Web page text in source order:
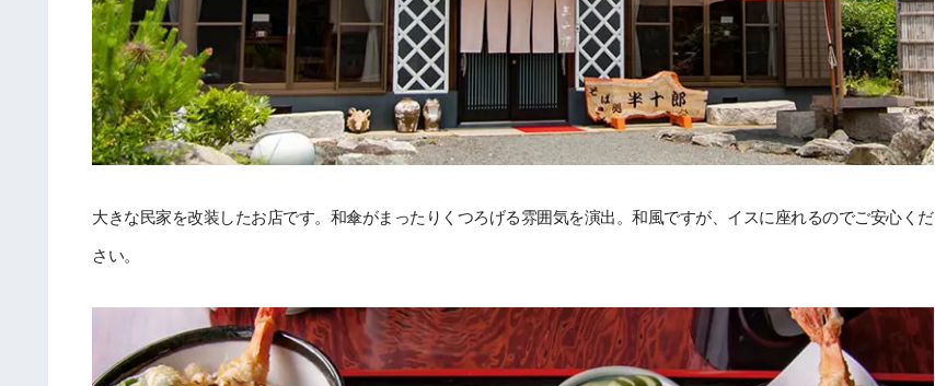
大きな民家を改装したお店です。和傘がまったりくつろげる雰囲気を演出。和風ですが、イスに座れるのでご安心くだ
さい。